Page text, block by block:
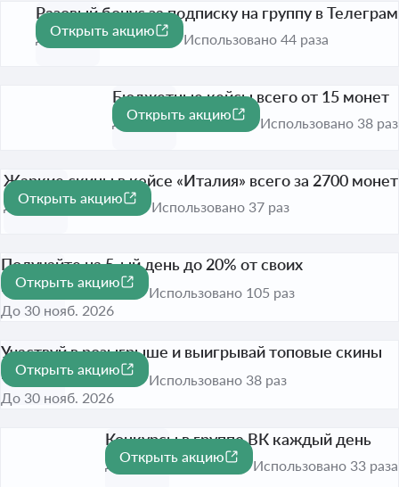
Разовый бонус за подписку на группу в Телеграм
До 30 нояб. 2026
Открыть акцию
Использовано 44 раза
Бюджетные кейсы всего от 15 монет
До 30 нояб. 2026
Открыть акцию
Использовано 38 раз
Жаркие скины в кейсе «Италия» всего за 2700 монет
До 30 нояб. 2026
Открыть акцию
Использовано 37 раз
Получайте на 5-ый день до 20% от своих
проигрышей
До 30 нояб. 2026
Открыть акцию
Использовано 105 раз
Участвуй в розыгрыше и выигрывай топовые скины
каждый день
До 30 нояб. 2026
Открыть акцию
Использовано 38 раз
Конкурсы в группе ВК каждый день
До 30 нояб. 2026
Открыть акцию
Использовано 33 раза